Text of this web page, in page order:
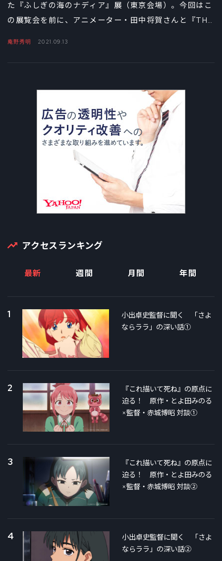
た『ふしぎの海のナディア』展（東京会場）。今回はこ
の展覧会を前に、アニメーター・田中将賀さんと『THE
庵野秀明 2021.09.13
アクセスランキング
最新 週間 月間 年間
1
小出卓史監督に聞く 「さよ
ならララ」の深い話①
2
『これ描いて死ね』の原点に
迫る！ 原作・とよ田みのる
×監督・赤城博昭 対談①
3
『これ描いて死ね』の原点に
迫る！ 原作・とよ田みのる
×監督・赤城博昭 対談②
4
小出卓史監督に聞く 「さよ
ならララ」の深い話②